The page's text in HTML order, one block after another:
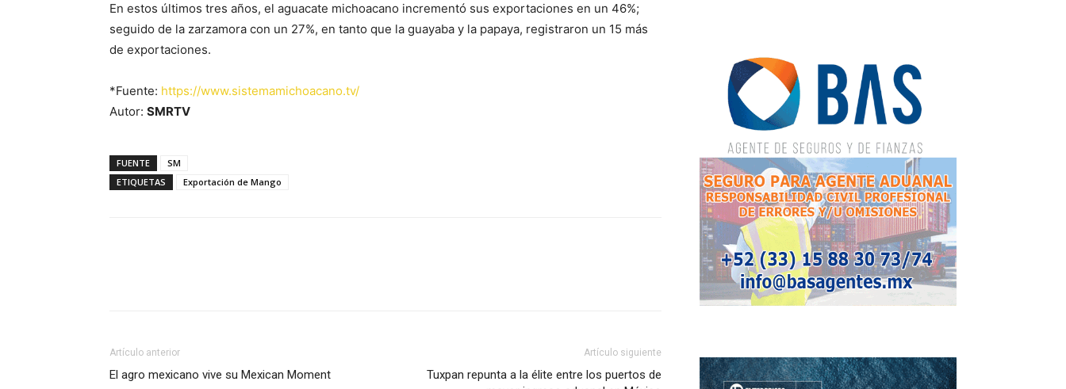
En estos últimos tres años, el aguacate michoacano incrementó sus exportaciones en un 46%;
seguido de la zarzamora con un 27%, en tanto que la guayaba y la papaya, registraron un 15 más
de exportaciones.
*Fuente: https://www.sistemamichoacano.tv/
Autor: SMRTV
FUENTE
SM
ETIQUETAS
Exportación de Mango
Artículo anterior
El agro mexicano vive su Mexican Moment
Artículo siguiente
Tuxpan repunta a la élite entre los puertos de